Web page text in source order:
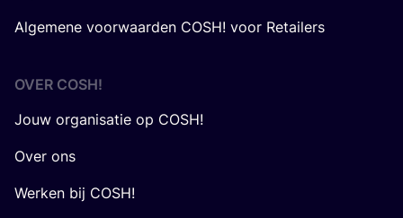
Algemene voorwaarden COSH! voor Retailers
OVER COSH!
Jouw organisatie op COSH!
Over ons
Werken bij COSH!